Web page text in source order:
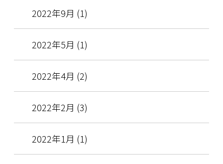
2022年9月 (1)
2022年5月 (1)
2022年4月 (2)
2022年2月 (3)
2022年1月 (1)